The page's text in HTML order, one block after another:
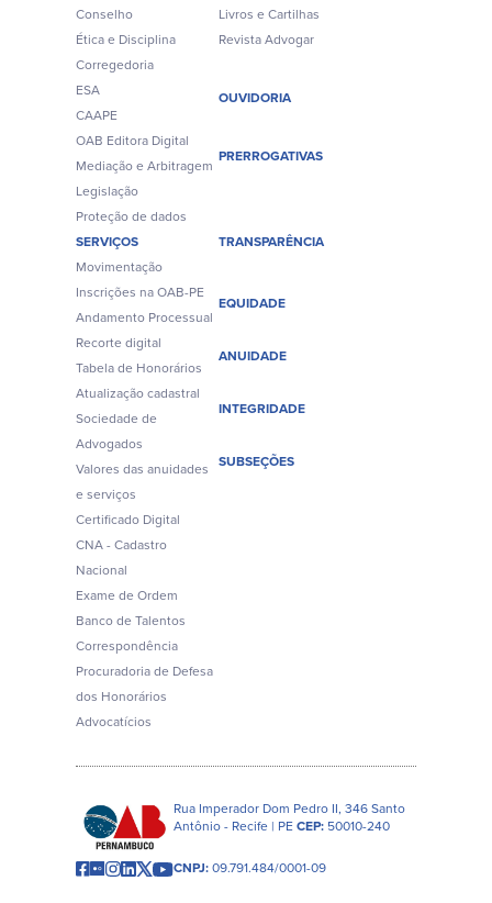
Conselho
Ética e Disciplina
Corregedoria
ESA
CAAPE
OAB Editora Digital
Mediação e Arbitragem
Legislação
Proteção de dados
Livros e Cartilhas
Revista Advogar
OUVIDORIA
PRERROGATIVAS
SERVIÇOS
Movimentação
Inscrições na OAB-PE
Andamento Processual
Recorte digital
Tabela de Honorários
Atualização cadastral
Sociedade de
Advogados
Valores das anuidades
e serviços
Certificado Digital
CNA - Cadastro
Nacional
Exame de Ordem
Banco de Talentos
Correspondência
Procuradoria de Defesa
dos Honorários
Advocatícios
TRANSPARÊNCIA
EQUIDADE
ANUIDADE
INTEGRIDADE
SUBSEÇÕES
Rua Imperador Dom Pedro II, 346 Santo
Antônio - Recife | PECEP:50010-240
CNPJ:09.791.484/0001-09